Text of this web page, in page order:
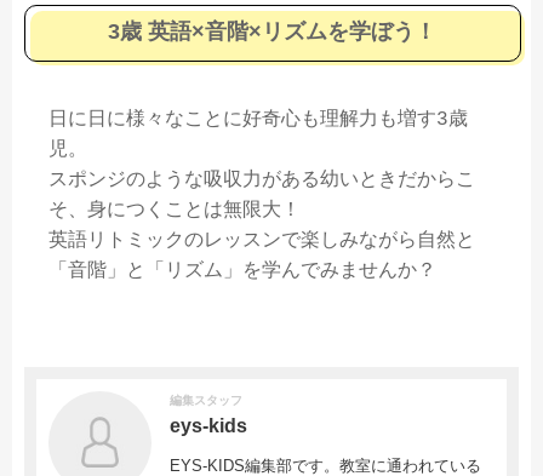
3歳 英語×音階×リズムを学ぼう！
日に日に様々なことに好奇心も理解力も増す3歳
児。
スポンジのような吸収力がある幼いときだからこ
そ、身につくことは無限大！
英語リトミックのレッスンで楽しみながら自然と
「音階」と「リズム」を学んでみませんか？
編集スタッフ
eys-kids
EYS-KIDS編集部です。教室に通われている